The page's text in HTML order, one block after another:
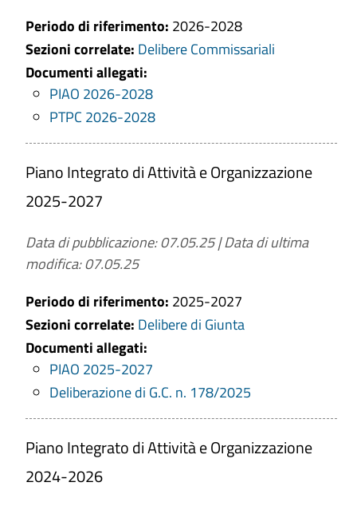
(PNRR) e per l’efficienza della giustizia";
Contenuti dell'obbligo: le
amministrazioni con più di 50 dipendenti
(esclusi gli istituti scolastici)
accorperanno, in quest’unico atto, tutta la
programmazione, finora inserita in piani
differenti, e relativa a: gestione delle
risorse umane, organizzazione dei
dipendenti nei vari uffici, formazione e
Aggiornamento
: Annuale.
Periodo di riferimento: 2026-2028
Sezioni correlate: Delibere Commissariali
Documenti allegati:
PIAO 2026-2028
PTPC 2026-2028
Piano Integrato di Attività e Organizzazione
2025-2027
Data di pubblicazione: 07.05.25|Data di ultima
modifica: 07.05.25
Periodo di riferimento: 2025-2027
Sezioni correlate: Delibere di Giunta
Documenti allegati:
PIAO 2025-2027
Deliberazione di G.C. n. 178/2025
Piano Integrato di Attività e Organizzazione
2024-2026